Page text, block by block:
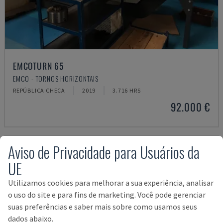
EMCOTURN 65
EMCO - TORNOS HORIZONTAIS
REPÚBLICA CHECA 2019 3.716 HRS
92.000 €
Aviso de Privacidade para Usuários da
UE
Utilizamos cookies para melhorar a sua experiência, analisar
o uso do site e para fins de marketing. Você pode gerenciar
suas preferências e saber mais sobre como usamos seus
dados abaixo.